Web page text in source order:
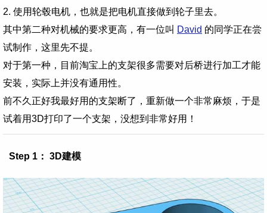
2. 使用轮毂电机，也就是把电机直接做到轮子里去。
其中第二种对机械的要求更高，有一位叫 David 的同学正在尝
试制作，这里先不提。
对于第一种，目前淘宝上的支架很多需要对后桥进行加工才能
安装，实际上并没有通用性。
前不久正好我最好用的支架断了，重新做一个非常麻烦，于是
试着用3D打印了一个支架，没想到非常好用！
Step 1： 3D建模